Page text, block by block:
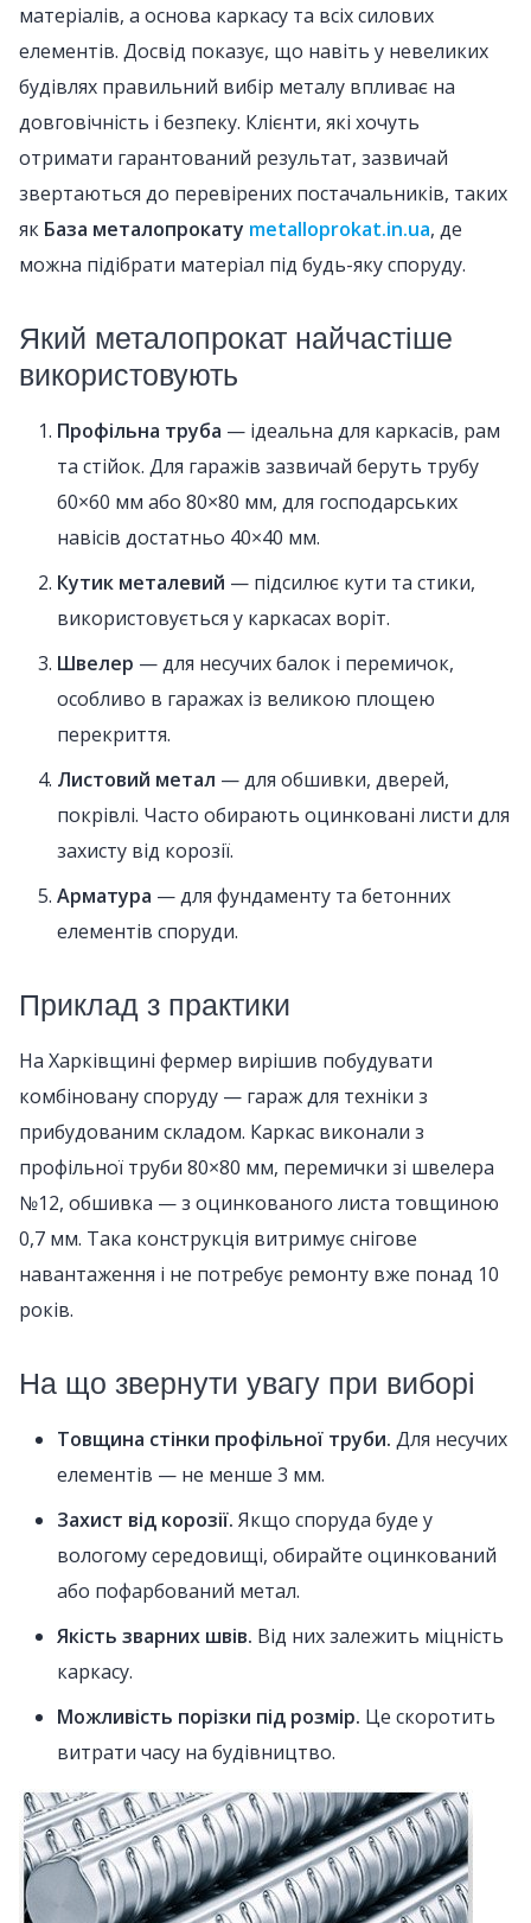
матеріалів, а основа каркасу та всіх силових
елементів. Досвід показує, що навіть у невеликих
будівлях правильний вибір металу впливає на
довговічність і безпеку. Клієнти, які хочуть
отримати гарантований результат, зазвичай
звертаються до перевірених постачальників, таких
як База металопрокату metalloprokat.in.ua, де
можна підібрати матеріал під будь-яку споруду.
Який металопрокат найчастіше
використовують
Профільна труба — ідеальна для каркасів, рам
та стійок. Для гаражів зазвичай беруть трубу
60×60 мм або 80×80 мм, для господарських
навісів достатньо 40×40 мм.
Кутик металевий — підсилює кути та стики,
використовується у каркасах воріт.
Швелер — для несучих балок і перемичок,
особливо в гаражах із великою площею
перекриття.
Листовий метал — для обшивки, дверей,
покрівлі. Часто обирають оцинковані листи для
захисту від корозії.
Арматура — для фундаменту та бетонних
елементів споруди.
Приклад з практики
На Харківщині фермер вирішив побудувати
комбіновану споруду — гараж для техніки з
прибудованим складом. Каркас виконали з
профільної труби 80×80 мм, перемички зі швелера
№12, обшивка — з оцинкованого листа товщиною
0,7 мм. Така конструкція витримує снігове
навантаження і не потребує ремонту вже понад 10
років.
На що звернути увагу при виборі
Товщина стінки профільної труби. Для несучих
елементів — не менше 3 мм.
Захист від корозії. Якщо споруда буде у
вологому середовищі, обирайте оцинкований
або пофарбований метал.
Якість зварних швів. Від них залежить міцність
каркасу.
Можливість порізки під розмір. Це скоротить
витрати часу на будівництво.